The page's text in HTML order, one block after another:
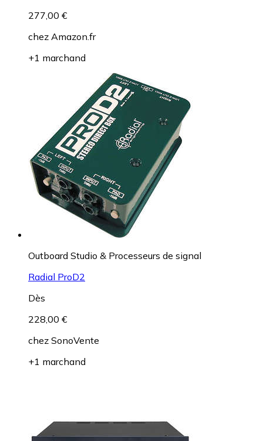
277,00 €
chez Amazon.fr
+1 marchand
Outboard Studio & Processeurs de signal
Radial ProD2
Dès
228,00 €
chez SonoVente
+1 marchand